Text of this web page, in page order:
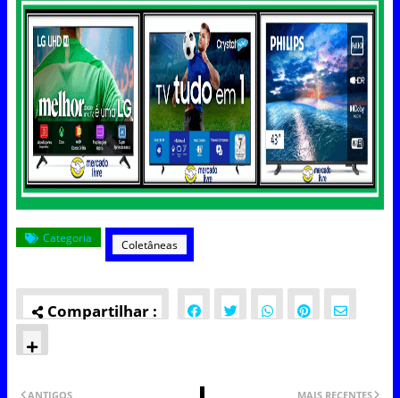
Categoria Coletâneas
MAIS RECENTES
ANTIGOS